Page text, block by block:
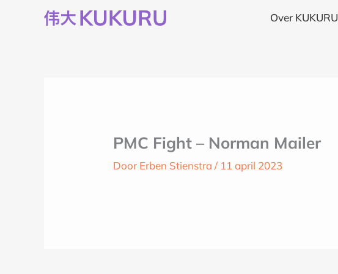
Over KUKURU
PMC Fight – Norman Mailer
Door Erben Stienstra/ 11 april 2023